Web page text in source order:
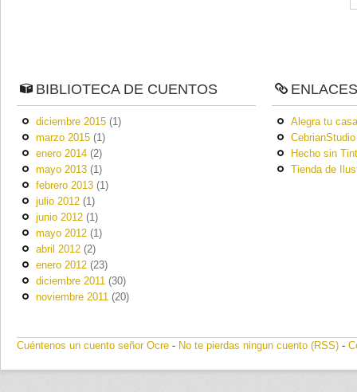
BIBLIOTECA DE CUENTOS
diciembre 2015 (1)
marzo 2015 (1)
enero 2014 (2)
mayo 2013 (1)
febrero 2013 (1)
julio 2012 (1)
junio 2012 (1)
mayo 2012 (1)
abril 2012 (2)
enero 2012 (23)
diciembre 2011 (30)
noviembre 2011 (20)
ENLACES
Alegra tu
CebrianStudio
Hecho sin
Tienda de
Cuéntenos un cuento señor Ocre - No te pierdas ningun cuento (RSS) -